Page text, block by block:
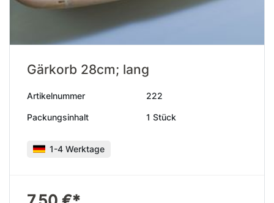
Gärkorb 28cm; lang
Artikelnummer 222
Packungsinhalt 1 Stück
1-4 Werktage